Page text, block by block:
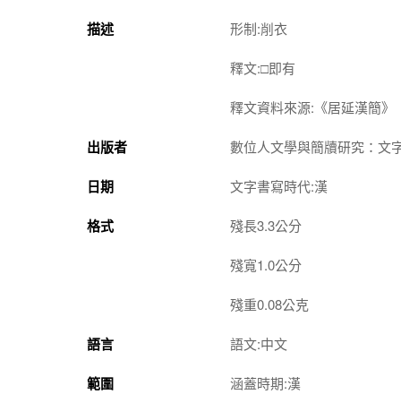
描述 形制:削衣
釋文:□即有
釋文資料來源:《居延漢簡》
出版者 數位人文學與簡牘研究：文
日期 文字書寫時代:漢
格式 殘長3.3公分
殘寬1.0公分
殘重0.08公克
語言 語文:中文
範圍 涵蓋時期:漢